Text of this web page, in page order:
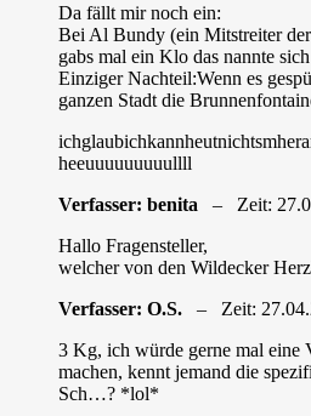
Da fällt mir noch ein:
Bei Al Bundy (ein Mitstreiter
gabs mal ein Klo das nannte
Einziger Nachteil:Wenn es
ganzen Stadt die
heeuuuuuuuuullll
Verfasser: benita – Zeit:
Hallo Fragensteller,
welcher von den Wildecker
Verfasser: O.S. – Zeit:
3 Kg, ich würde gerne mal eine
machen, kennt jemand die
Sch…? *lol*